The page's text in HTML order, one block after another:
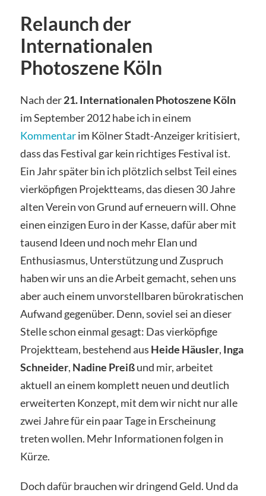
Relaunch der
Internationalen
Photoszene Köln
Nach der21. Internationalen Photoszene Köln
im September 2012 habe ich in einem
Kommentarim Kölner Stadt-Anzeiger kritisiert,
dass das Festival gar kein richtiges Festival ist.
Ein Jahr später bin ich plötzlich selbst Teil eines
vierköpfigen Projektteams, das diesen 30 Jahre
alten Verein von Grund auf erneuern will. Ohne
einen einzigen Euro in der Kasse, dafür aber mit
tausend Ideen und noch mehr Elan und
Enthusiasmus, Unterstützung und Zuspruch
haben wir uns an die Arbeit gemacht, sehen uns
aber auch einem unvorstellbaren bürokratischen
Aufwand gegenüber. Denn, soviel sei an dieser
Stelle schon einmal gesagt: Das vierköpfige
Projektteam, bestehend aus Heide Häusler, Inga
Schneider, Nadine Preißund mir, arbeitet
aktuell an einem komplett neuen und deutlich
erweiterten Konzept, mit dem wir nicht nur alle
zwei Jahre für ein paar Tage in Erscheinung
treten wollen. Mehr Informationen folgen in
Kürze.
Doch dafür brauchen wir dringend Geld. Und da